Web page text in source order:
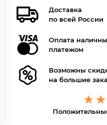
Доставка
по всей России
Оплата
платежом
Возможны
на большие